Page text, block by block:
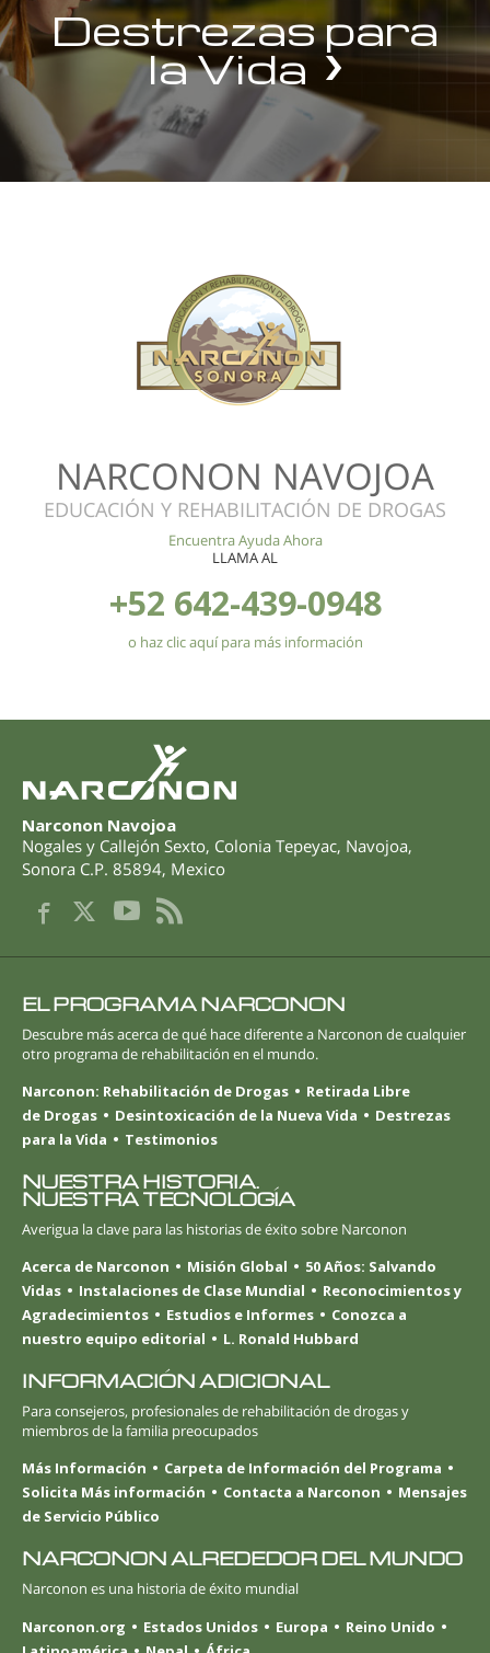
Destrezas para
la Vida
NARCONON NAVOJOA
EDUCACIÓN Y REHABILITACIÓN DE DROGAS
Encuentra Ayuda Ahora
LLAMA AL
+52 642-439-0948
o haz clic aquí para más información
Narconon Navojoa
Nogales y Callejón Sexto, Colonia Tepeyac, Navojoa,
Sonora C.P. 85894, Mexico
EL PROGRAMA NARCONON
Descubre más acerca de qué hace diferente a Narconon de cualquier
otro programa de rehabilitación en el mundo.
Narconon: Rehabilitación de Drogas
Retirada Libre
de Drogas
Desintoxicación de la Nueva Vida
Destrezas
para la Vida
Testimonios
NUESTRA HISTORIA.
NUESTRA TECNOLOGÍA
Averigua la clave para las historias de éxito sobre Narconon
Acerca de Narconon
Misión Global
50 Años: Salvando
Vidas
Instalaciones de Clase Mundial
Reconocimientos y
Agradecimientos
Estudios e Informes
Conozca a
nuestro equipo editorial
L. Ronald Hubbard
INFORMACIÓN ADICIONAL
Para consejeros, profesionales de rehabilitación de drogas y
miembros de la familia preocupados
Más Información
Carpeta de Información del Programa
Solicita Más información
Contacta a Narconon
Mensajes
de Servicio Público
NARCONON ALREDEDOR DEL MUNDO
Narconon es una historia de éxito mundial
Narconon.org
Estados Unidos Europa
Reino Unido